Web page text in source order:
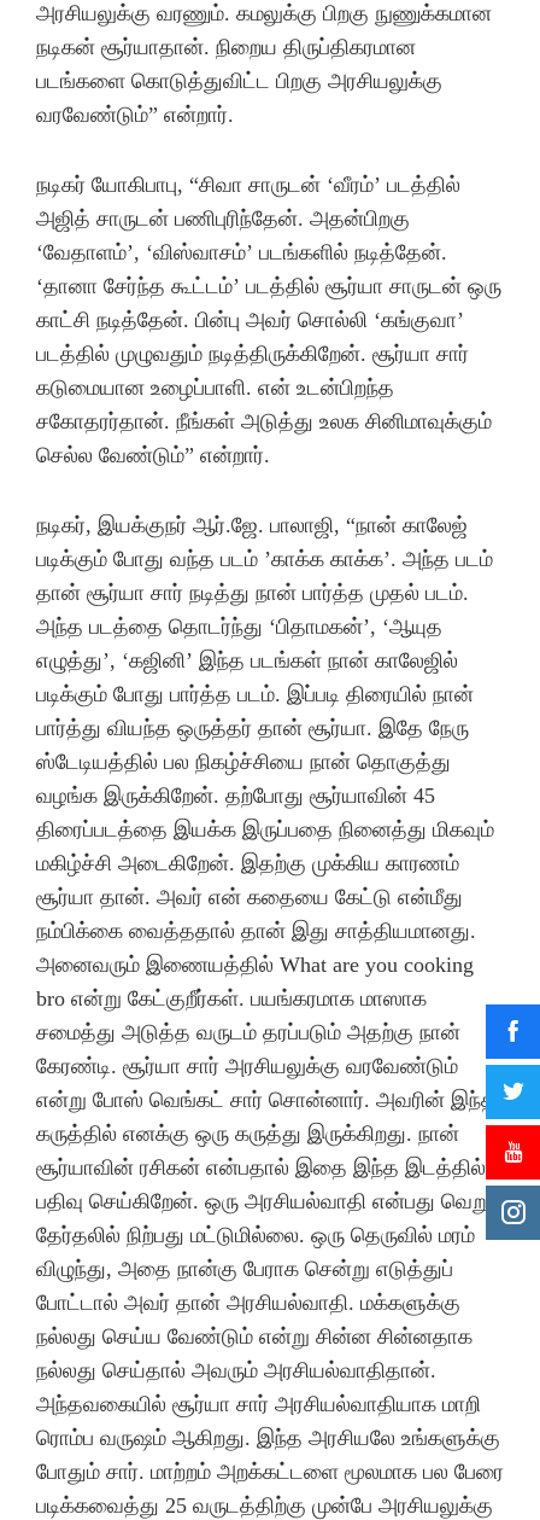
அரசியலுக்கு வரணும். கமலுக்கு பிறகு நுணுக்கமான
நடிகன் சூர்யாதான். நிறைய திருப்திகரமான
படங்களை கொடுத்துவிட்ட பிறகு அரசியலுக்கு
வரவேண்டும்” என்றார்.
நடிகர் யோகிபாபு, “சிவா சாருடன் ‘வீரம்’ படத்தில்
அஜித் சாருடன் பணிபுரிந்தேன். அதன்பிறகு
‘வேதாளம்’, ‘விஸ்வாசம்’ படங்களில் நடித்தேன்.
‘தானா சேர்ந்த கூட்டம்’ படத்தில் சூர்யா சாருடன் ஒரு
காட்சி நடித்தேன். பின்பு அவர் சொல்லி ‘கங்குவா’
படத்தில் முழுவதும் நடித்திருக்கிறேன். சூர்யா சார்
கடுமையான உழைப்பாளி. என் உடன்பிறந்த
சகோதரர்தான். நீங்கள் அடுத்து உலக சினிமாவுக்கும்
செல்ல வேண்டும்” என்றார்.
நடிகர், இயக்குநர் ஆர்.ஜே. பாலாஜி, “நான் காலேஜ்
படிக்கும் போது வந்த படம் ’காக்க காக்க’. அந்த படம்
தான் சூர்யா சார் நடித்து நான் பார்த்த முதல் படம்.
அந்த படத்தை தொடர்ந்து ‘பிதாமகன்’, ‘ஆயுத
எழுத்து’, ‘கஜினி’ இந்த படங்கள் நான் காலேஜில்
படிக்கும் போது பார்த்த படம். இப்படி திரையில் நான்
பார்த்து வியந்த ஒருத்தர் தான் சூர்யா. இதே நேரு
ஸ்டேடியத்தில் பல நிகழ்ச்சியை நான் தொகுத்து
வழங்க இருக்கிறேன். தற்போது சூர்யாவின் 45
திரைப்படத்தை இயக்க இருப்பதை நினைத்து மிகவும்
மகிழ்ச்சி அடைகிறேன். இதற்கு முக்கிய காரணம்
சூர்யா தான். அவர் என் கதையை கேட்டு என்மீது
நம்பிக்கை வைத்ததால் தான் இது சாத்தியமானது.
அனைவரும் இணையத்தில் What are you cooking
bro என்று கேட்குறீர்கள். பயங்கரமாக மாஸாக
சமைத்து அடுத்த வருடம் தரப்படும் அதற்கு நான்
கேரண்டி. சூர்யா சார் அரசியலுக்கு வரவேண்டும்
என்று போஸ் வெங்கட் சார் சொன்னார். அவரின் இந்த
கருத்தில் எனக்கு ஒரு கருத்து இருக்கிறது. நான்
சூர்யாவின் ரசிகன் என்பதால் இதை இந்த இடத்தில்
பதிவு செய்கிறேன். ஒரு அரசியல்வாதி என்பது வெறும்
தேர்தலில் நிற்பது மட்டுமில்லை. ஒரு தெருவில் மரம்
விழுந்து, அதை நான்கு பேராக சென்று எடுத்துப்
போட்டால் அவர் தான் அரசியல்வாதி. மக்களுக்கு
நல்லது செய்ய வேண்டும் என்று சின்ன சின்னதாக
நல்லது செய்தால் அவரும் அரசியல்வாதிதான்.
அந்தவகையில் சூர்யா சார் அரசியல்வாதியாக மாறி
ரொம்ப வருஷம் ஆகிறது. இந்த அரசியலே உங்களுக்கு
போதும் சார். மாற்றம் அறக்கட்டளை மூலமாக பல பேரை
படிக்கவைத்து 25 வருடத்திற்கு முன்பே அரசியலுக்கு